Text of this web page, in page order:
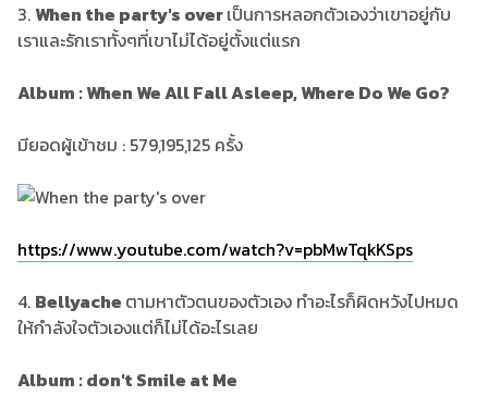
3. When the party's overเป็นการหลอกตัวเองว่าเขาอยู่กับ
เราและรักเราทั้งๆที่เขาไม่ได้อยู่ตั้งแต่แรก
Album : When We All Fall Asleep, Where Do We Go?
​​​​​มียอดผู้เข้าชม : 579,195,125 ครั้ง
https://www.youtube.com/watch?v=pbMwTqkKSps
4. Bellyache ตามหาตัวตนของตัวเอง ทำอะไรก็ผิดหวังไปหมด
ให้กำลังใจตัวเองแต่ก็ไม่ได้อะไรเลย
Album : don't Smile at Me